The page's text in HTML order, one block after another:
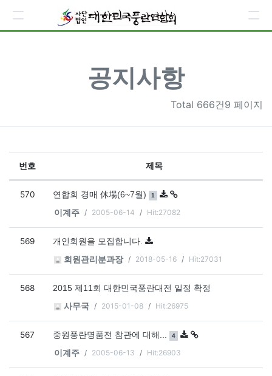
공지사항
Total 666건9 페이지
번호 제목
570 연합회 경매 休場(6~7월) 댓글
1 개
이계주 2005-06-14 Hit:27082
569
개인회원을 모집합니다.
회원관리분과장
2018-05-16 Hit:27031
568
2015 제11회 대한민국풍란대전 일정 확정
사무국
2015-01-08 Hit:26975
567 중원풍란명품전 참관에 대해... 댓글
4 개
이계주 2005-06-13 Hit:26903